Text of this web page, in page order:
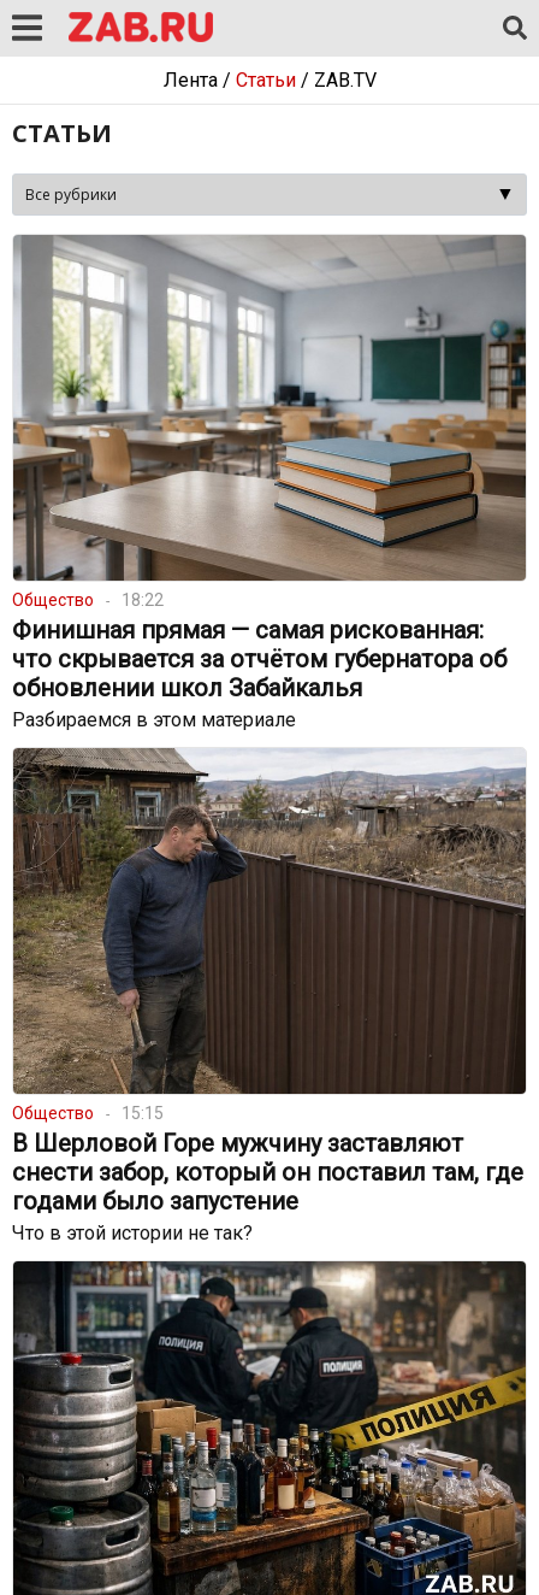
Лента/ Статьи/ ZAB.TV
СТАТЬИ
Общество 18:22
Финишная прямая — самая рискованная:
что скрывается за отчётом губернатора об
обновлении школ Забайкалья
Разбираемся в этом материале
Общество 15:15
В Шерловой Горе мужчину заставляют
снести забор, который он поставил там, где
годами было запустение
Что в этой истории не так?